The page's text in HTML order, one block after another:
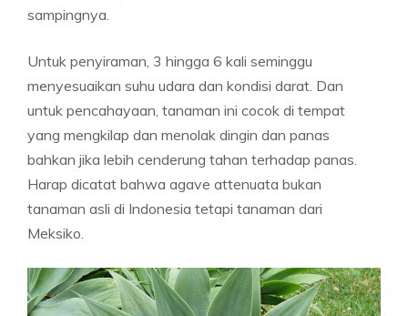
sampingnya.
Untuk penyiraman, 3 hingga 6 kali seminggu
menyesuaikan suhu udara dan kondisi darat. Dan
untuk pencahayaan, tanaman ini cocok di tempat
yang mengkilap dan menolak dingin dan panas
bahkan jika lebih cenderung tahan terhadap panas.
Harap dicatat bahwa agave attenuata bukan
tanaman asli di Indonesia tetapi tanaman dari
Meksiko.